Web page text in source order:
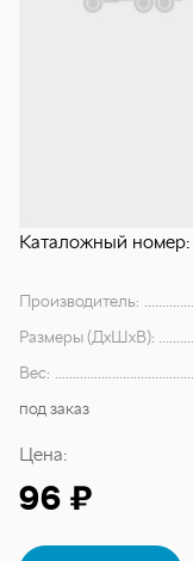
Каталожный номер:
Производитель:
Размеры (ДхШхВ):
Вес:
под заказ
Цена:
96 ₽